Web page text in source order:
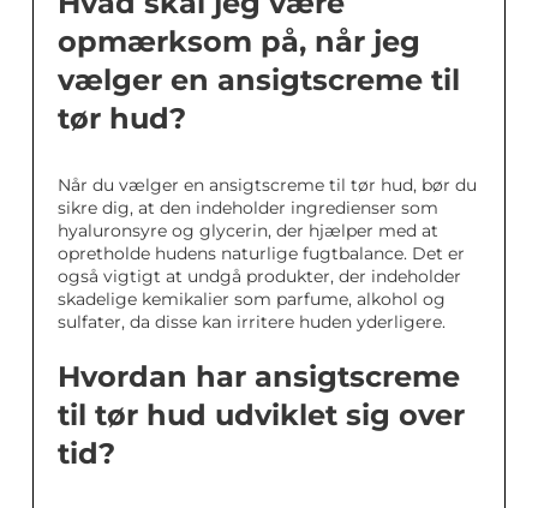
opmærksom på, når jeg
vælger en ansigtscreme til
tør hud?
Når du vælger en ansigtscreme til tør hud, bør du
sikre dig, at den indeholder ingredienser som
hyaluronsyre og glycerin, der hjælper med at
opretholde hudens naturlige fugtbalance. Det er
også vigtigt at undgå produkter, der indeholder
skadelige kemikalier som parfume, alkohol og
sulfater, da disse kan irritere huden yderligere.
Hvordan har ansigtscreme
til tør hud udviklet sig over
tid?